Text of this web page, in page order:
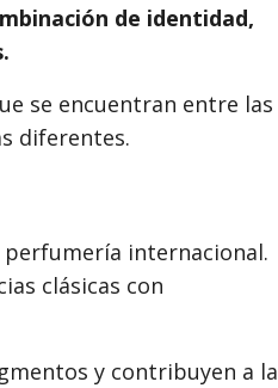
de identidad,
se encuentran entre las
diferentes.
perfumería internacional.
clásicas con
y contribuyen a la